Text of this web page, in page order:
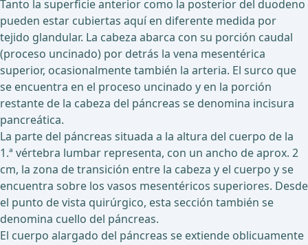
Tanto la superficie anterior como la posterior del duodeno
pueden estar cubiertas aquí en diferente medida por
tejido glandular. La cabeza abarca con su porción caudal
(proceso uncinado) por detrás la vena mesentérica
superior, ocasionalmente también la arteria. El surco que
se encuentra en el proceso uncinado y en la porción
restante de la cabeza del páncreas se denomina incisura
pancreática.
La parte del páncreas situada a la altura del cuerpo de la
1.ª vértebra lumbar representa, con un ancho de aprox. 2
cm, la zona de transición entre la cabeza y el cuerpo y se
encuentra sobre los vasos mesentéricos superiores. Desde
el punto de vista quirúrgico, esta sección también se
denomina cuello del páncreas.
El cuerpo alargado del páncreas se extiende oblicuamente